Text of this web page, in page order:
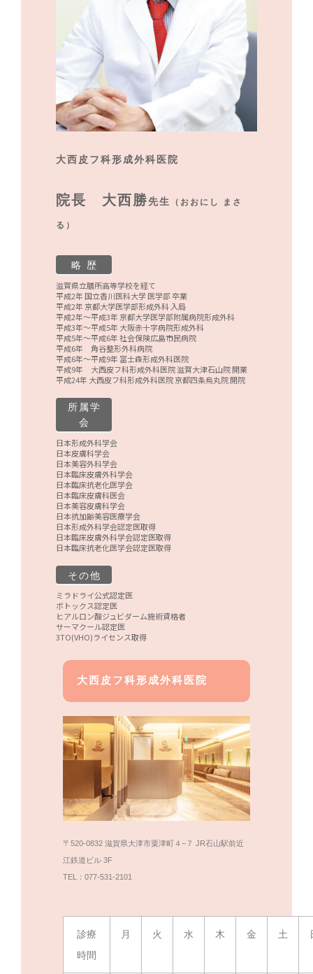
大西皮フ科形成外科医院
院長 大西勝先生 （おおにし まさ
る）
略 歴
滋賀県立膳所高等学校を経て
平成2年 国立香川医科大学 医学部 卒業
平成2年 京都大学医学部形成外科 入局
平成2年～平成3年 京都大学医学部附属病院形成外科
平成3年～平成5年 大阪赤十字病院形成外科
平成5年～平成6年 社会保険広島市民病院
平成6年 角谷整形外科病院
平成6年～平成9年 冨士森形成外科医院
平成9年 大西皮フ科形成外科医院 滋賀大津石山院 開業
平成24年 大西皮フ科形成外科医院 京都四条烏丸院 開院
所属学
会
日本形成外科学会
日本皮膚科学会
日本美容外科学会
日本臨床皮膚外科学会
日本臨床抗老化医学会
日本臨床皮膚科医会
日本美容皮膚科学会
日本抗加齢美容医療学会
日本形成外科学会認定医取得
日本臨床皮膚外科学会認定医取得
日本臨床抗老化医学会認定医取得
その他
ミラドライ公式認定医
ボトックス認定医
ヒアルロン酸ジュビダーム施術資格者
サーマクール認定医
3TO(VHO)ライセンス取得
大西皮フ科形成外科医院
〒520-0832 滋賀県大津市粟津町４−７ JR石山駅前近
江鉄道ビル 3F
TEL：077-531-2101
診療
時間
月 火 水 木 金 土